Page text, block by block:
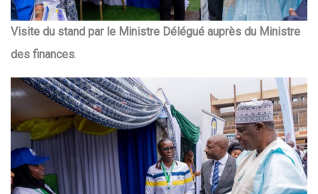
Visite du stand par le Ministre Délégué auprès du Ministre
des finances.